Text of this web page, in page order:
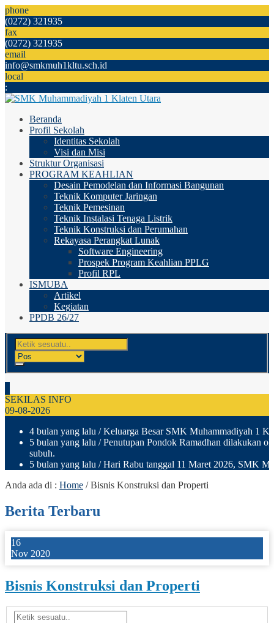
phone
(0272) 321935
fax
(0272) 321935
email
info@smkmuh1kltu.sch.id
local
:
Beranda
Profil Sekolah
Identitas Sekolah
Visi dan Misi
Struktur Organisasi
PROGRAM KEAHLIAN
Desain Pemodelan dan Informasi Bangunan
Teknik Komputer Jaringan
Teknik Pemesinan
Teknik Instalasi Tenaga Listrik
Teknik Konstruksi dan Perumahan
Rekayasa Perangkat Lunak
Software Engineering
Prospek Program Keahlian PPLG
Profil RPL
ISMUBA
Artikel
Kegiatan
PPDB 26/27
SEKILAS INFO
09-08-2026
4 bulan yang lalu / Keluarga Besar SMK Muhammadiyah 1
5 bulan yang lalu / Penutupan Pondok Ramadhan dilakukan
subuh.
5 bulan yang lalu / Hari Rabu tanggal 11 Maret 2026, SMK
Anda ada di : Home /Bisnis Konstruksi dan Properti
Berita Terbaru
16
Nov 2020
Bisnis Konstruksi dan Properti